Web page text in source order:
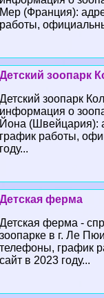
Мер (Франция):
работы,
Детский зоопарк
Детский зоопарк
информация о
Йона (Швейцария):
график работы,
году...
Детская ферма
Детская ферма -
зоопарке в г. Ле
телефоны, график
сайт в 2023 году...